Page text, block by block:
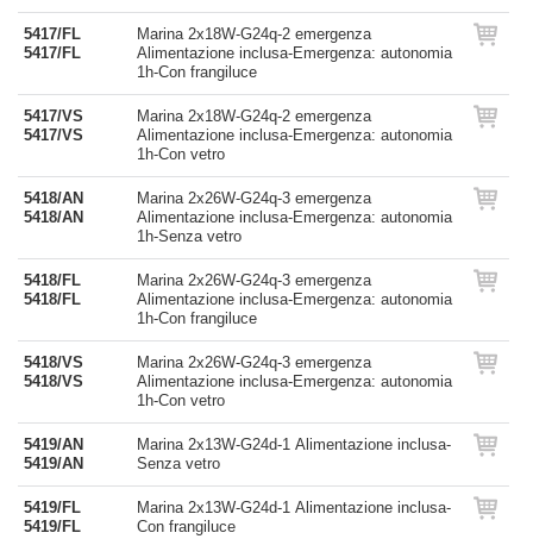
5417/FL
5417/FL
Marina 2x18W-G24q-2 emergenza
Alimentazione inclusa-Emergenza: autonomia
1h-Con frangiluce
5417/VS
5417/VS
Marina 2x18W-G24q-2 emergenza
Alimentazione inclusa-Emergenza: autonomia
1h-Con vetro
5418/AN
5418/AN
Marina 2x26W-G24q-3 emergenza
Alimentazione inclusa-Emergenza: autonomia
1h-Senza vetro
5418/FL
5418/FL
Marina 2x26W-G24q-3 emergenza
Alimentazione inclusa-Emergenza: autonomia
1h-Con frangiluce
5418/VS
5418/VS
Marina 2x26W-G24q-3 emergenza
Alimentazione inclusa-Emergenza: autonomia
1h-Con vetro
5419/AN
5419/AN
Marina 2x13W-G24d-1 Alimentazione inclusa-
Senza vetro
5419/FL
5419/FL
Marina 2x13W-G24d-1 Alimentazione inclusa-
Con frangiluce